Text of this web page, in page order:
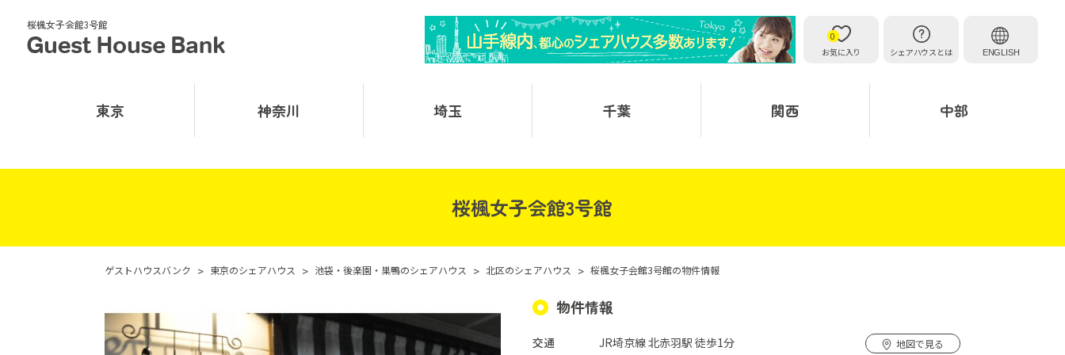
桜楓女子会館3号館
お気に入り
0
シェアハウスとは
ENGLISH
東京 神奈川 埼玉 千葉 関西 中部
桜楓女子会館3号館
ゲストハウスバンク > 東京のシェアハウス > 池袋・後楽園・巣鴨のシェアハウス > 北区のシェアハウス > 桜楓女子会館3号館の物件情報
物件情報
交通
JR埼京線 北赤羽駅 徒歩1分
地図で見る